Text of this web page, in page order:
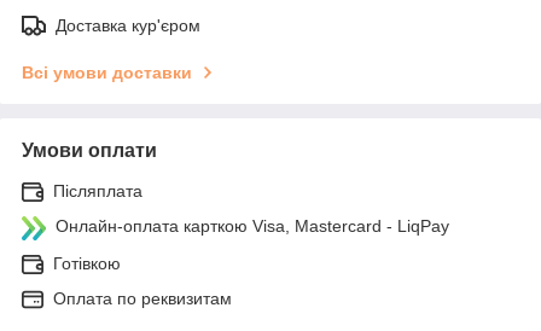
Доставка кур'єром
Всі умови доставки
Умови оплати
Післяплата
Онлайн-оплата карткою Visa, Mastercard - LiqPay
Готівкою
Оплата по реквизитам